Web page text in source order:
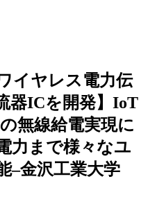
イヤレス電力伝
器ICを開発】IoT
無線給電実現に
力まで様々なユ
–金沢工業大学